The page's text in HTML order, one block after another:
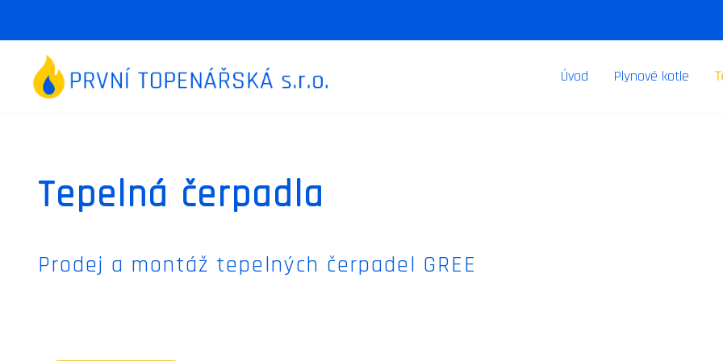
Úvod Plynové kotle
Tepelná čerpadla
Prodej a montáž tepelných čerpadel GREE